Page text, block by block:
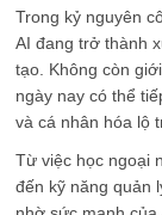
Trong kỷ nguyên
AI đang trở thành
tạo. Không còn
ngày nay có thể
và cá nhân hóa lộ
Từ việc học ngoại
đến kỹ năng quản